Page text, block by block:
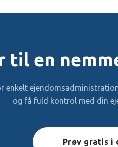
til en
enkelt
og få fuld kontrol med din
Prøv gratis i